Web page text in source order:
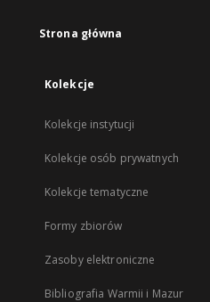
Strona główna
Kolekcje
Kolekcje instytucji
Kolekcje osób prywatnych
Kolekcje tematyczne
Formy zbiorów
Zasoby elektroniczne
Bibliografia Warmii i Mazur